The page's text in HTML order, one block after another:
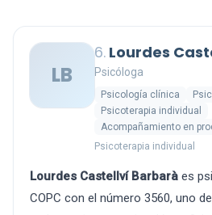
LB
6. Lourdes
Psicóloga
Psicología clínica
Psicoterapia individual
Acompañamiento en
Psicoterapia individual
Lourdes Castellví Barbarà es
COPC con el número 3560, uno